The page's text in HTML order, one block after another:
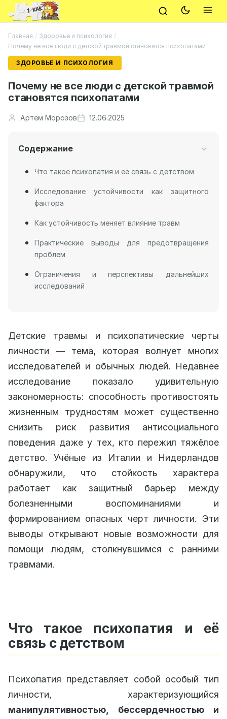
Главная / Здоровье и психология /
Почему не все люди с детской травмой становятся психопатами
ЗДОРОВЬЕ И ПСИХОЛОГИЯ
Почему не все люди с детской травмой
становятся психопатами
Артем Морозов 12.06.2025
Содержание
Что такое психопатия и её связь с детством
Исследование устойчивости как защитного
фактора
Как устойчивость меняет влияние травм
Практические выводы для предотвращения
проблем
Ограничения и перспективы дальнейших
исследований
Детские травмы и психопатические черты
личности — тема, которая волнует многих
исследователей и обычных людей. Недавнее
исследование показало удивительную
закономерность: способность противостоять
жизненным трудностям может существенно
снизить риск развития антисоциального
поведения даже у тех, кто пережил тяжёлое
детство. Учёные из Италии и Нидерландов
обнаружили, что стойкость характера
работает как защитный барьер между
болезненными воспоминаниями и
формированием опасных черт личности. Эти
выводы открывают новые возможности для
помощи людям, столкнувшимся с ранними
травмами.
Что такое психопатия и её
связь с детством
Психопатия представляет собой особый тип
личности, характеризующийся
манипулятивностью, бессердечностью и